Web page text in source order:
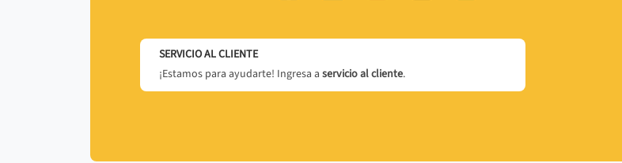
SERVICIO AL CLIENTE
¡Estamos para ayudarte! Ingresa a servicio al cliente.